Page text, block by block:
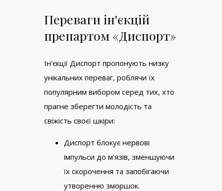
Переваги ін'єкцій
препартом «Диспорт»
Ін'єкції Диспорт пропонують низку
унікальних переваг, роблячи їх
популярним вибором серед тих, хто
прагне зберегти молодість та
свіжість своєї шкіри:
Диспорт блокує нервові
імпульси до м'язів, зменшуючи
їх скорочення та запобігаючи
утворенню зморшок.